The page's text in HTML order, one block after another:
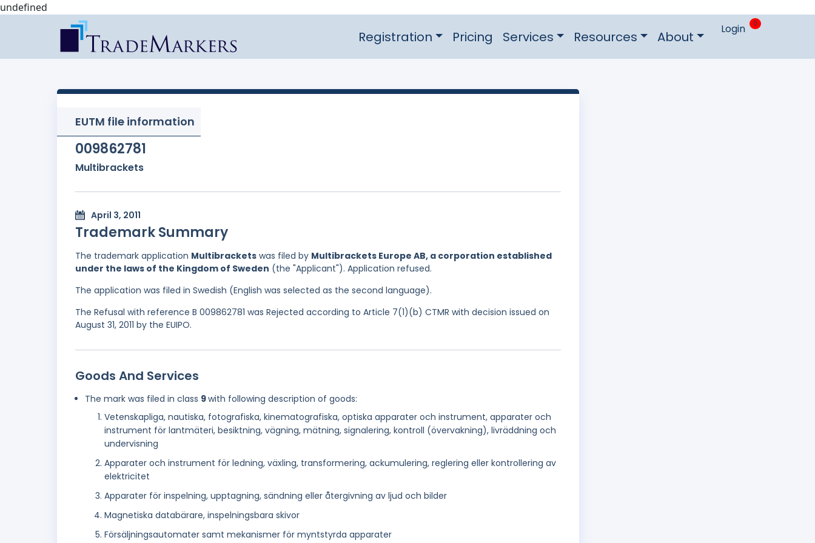
undefined
Registration Pricing Services Resources About Login 0
EUTM file information
009862781
Multibrackets
April 3, 2011
Trademark Summary
The trademark application Multibrackets was filed by Multibrackets Europe AB, a corporation established
under the laws of the Kingdom of Sweden (the "Applicant"). Application refused.
The application was filed in Swedish (English was selected as the second language).
The Refusal with reference B 009862781 was Rejected according to Article 7(1)(b) CTMR with decision issued on
August 31, 2011 by the EUIPO.
Goods And Services
The mark was filed in class 9with following description of goods:
Vetenskapliga, nautiska, fotografiska, kinematografiska, optiska apparater och instrument, apparater och
instrument för lantmäteri, besiktning, vägning, mätning, signalering, kontroll (övervakning), livräddning och
undervisning
Apparater och instrument för ledning, växling, transformering, ackumulering, reglering eller kontrollering av
elektricitet
Apparater för inspelning, upptagning, sändning eller återgivning av ljud och bilder
Magnetiska databärare, inspelningsbara skivor
Försäljningsautomater samt mekanismer för myntstyrda apparater